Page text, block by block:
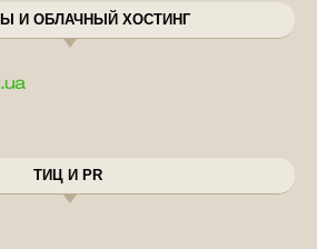
И ОБЛАЧНЫЙ ХОСТИНГ
ТИЦ И PR